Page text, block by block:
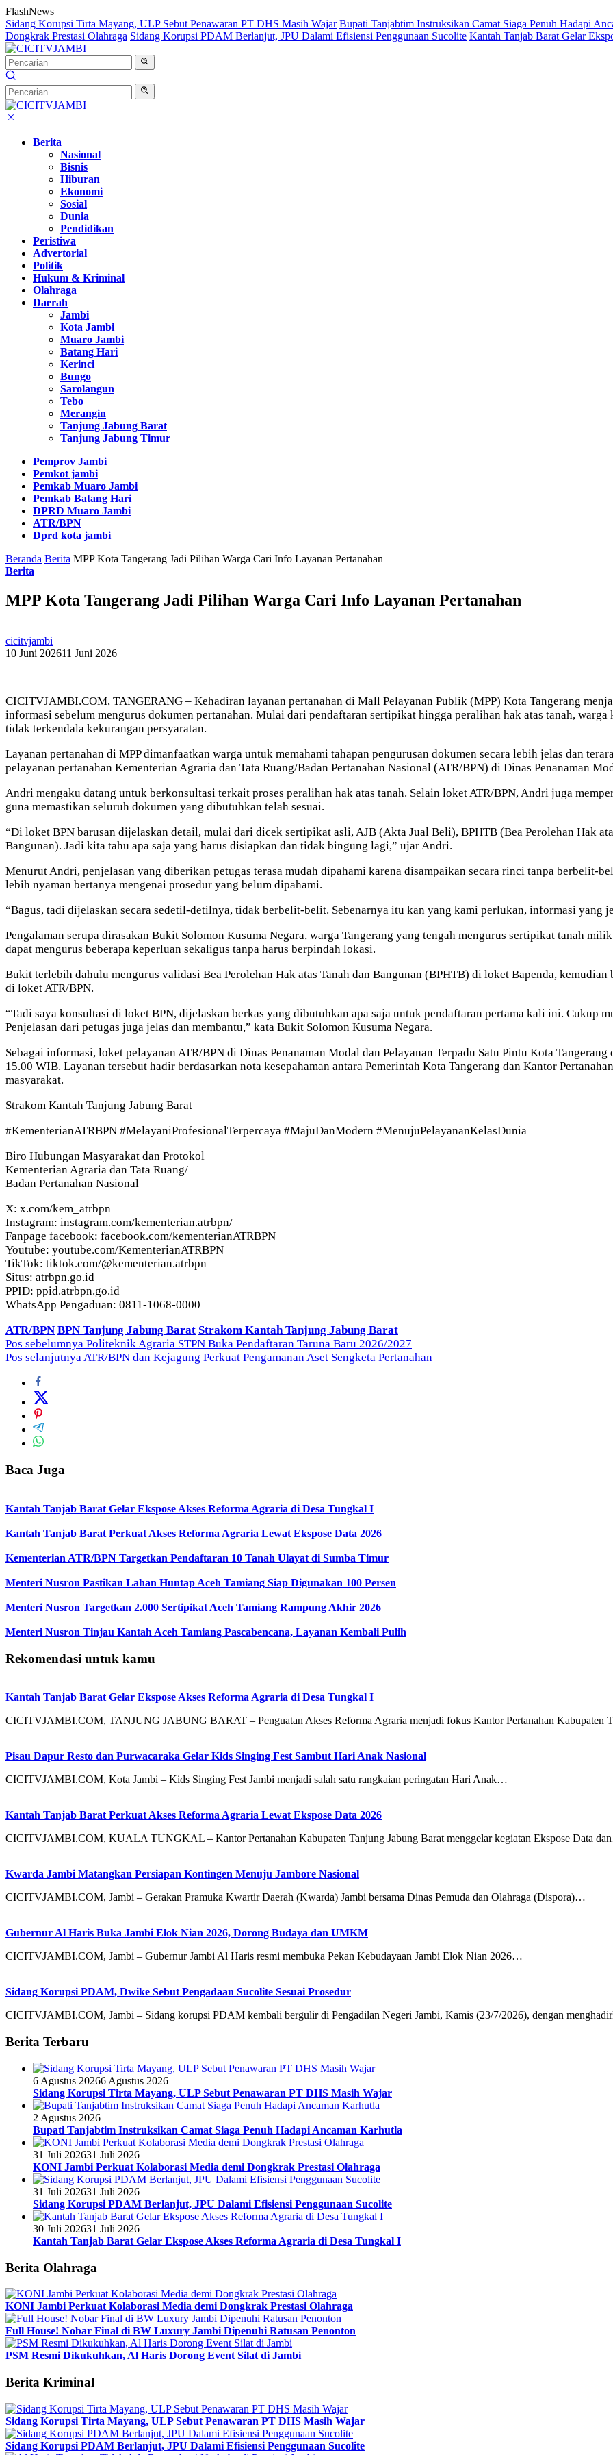
Langsung
ke
konten
FlashNews
Sidang Korupsi Tirta Mayang, ULP Sebut Penawaran PT DHS Masih Wajar Bupati Tanjabtim Instruksikan Camat Siaga Penuh Hadapi
Dongkrak Prestasi Olahraga Sidang Korupsi PDAM Berlanjut, JPU Dalami Efisiensi Penggunaan Sucolite Kantah Tanjab Barat Gelar
Berita
Nasional
Bisnis
Hiburan
Ekonomi
Sosial
Dunia
Pendidikan
Peristiwa
Advertorial
Politik
Hukum & Kriminal
Olahraga
Daerah
Jambi
Kota Jambi
Muaro Jambi
Batang Hari
Kerinci
Bungo
Sarolangun
Tebo
Merangin
Tanjung Jabung Barat
Tanjung Jabung Timur
Pemprov Jambi
Pemkot jambi
Pemkab Muaro Jambi
Pemkab Batang Hari
DPRD Muaro Jambi
ATR/BPN
Dprd kota jambi
Beranda Berita MPP Kota Tangerang Jadi Pilihan Warga Cari Info Layanan Pertanahan
Berita
MPP Kota Tangerang Jadi Pilihan Warga Cari Info Layanan Pertanahan
cicitvjambi
10 Juni 202611 Juni 2026
CICITVJAMBI.COM, TANGERANG – Kehadiran layanan pertanahan di Mall Pelayanan Publik (MPP) Kota Tangerang
informasi sebelum mengurus dokumen pertanahan. Mulai dari pendaftaran sertipikat hingga peralihan hak atas tanah,
tidak terkendala kekurangan persyaratan.
Layanan pertanahan di MPP dimanfaatkan warga untuk memahami tahapan pengurusan dokumen secara lebih jelas dan
pelayanan pertanahan Kementerian Agraria dan Tata Ruang/Badan Pertanahan Nasional (ATR/BPN) di Dinas Penanaman
Andri mengaku datang untuk berkonsultasi terkait proses peralihan hak atas tanah. Selain loket ATR/BPN, Andri juga
guna memastikan seluruh dokumen yang dibutuhkan telah sesuai.
“Di loket BPN barusan dijelaskan detail, mulai dari dicek sertipikat asli, AJB (Akta Jual Beli), BPHTB (Bea Perolehan Hak
Bangunan). Jadi kita tahu apa saja yang harus disiapkan dan tidak bingung lagi,” ujar Andri.
Menurut Andri, penjelasan yang diberikan petugas terasa mudah dipahami karena disampaikan secara rinci tanpa berbelit-
lebih nyaman bertanya mengenai prosedur yang belum dipahami.
“Bagus, tadi dijelaskan secara sedetil-detilnya, tidak berbelit-belit. Sebenarnya itu kan yang kami perlukan, informasi yang
Pengalaman serupa dirasakan Bukit Solomon Kusuma Negara, warga Tangerang yang tengah mengurus sertipikat tanah
dapat mengurus beberapa keperluan sekaligus tanpa harus berpindah lokasi.
Bukit terlebih dahulu mengurus validasi Bea Perolehan Hak atas Tanah dan Bangunan (BPHTB) di loket Bapenda,
di loket ATR/BPN.
“Tadi saya konsultasi di loket BPN, dijelaskan berkas yang dibutuhkan apa saja untuk pendaftaran pertama kali ini. Cukup
Penjelasan dari petugas juga jelas dan membantu,” kata Bukit Solomon Kusuma Negara.
Sebagai informasi, loket pelayanan ATR/BPN di Dinas Penanaman Modal dan Pelayanan Terpadu Satu Pintu Kota
15.00 WIB. Layanan tersebut hadir berdasarkan nota kesepahaman antara Pemerintah Kota Tangerang dan Kantor
masyarakat.
Strakom Kantah Tanjung Jabung Barat
#KementerianATRBPN #MelayaniProfesionalTerpercaya #MajuDanModern #MenujuPelayananKelasDunia
Biro Hubungan Masyarakat dan Protokol
Kementerian Agraria dan Tata Ruang/
Badan Pertanahan Nasional
X: x.com/kem_atrbpn
Instagram: instagram.com/kementerian.atrbpn/
Fanpage facebook: facebook.com/kementerianATRBPN
Youtube: youtube.com/KementerianATRBPN
TikTok: tiktok.com/@kementerian.atrbpn
Situs: atrbpn.go.id
PPID: ppid.atrbpn.go.id
WhatsApp Pengaduan: 0811-1068-0000
ATR/BPN BPN Tanjung Jabung Barat Strakom Kantah Tanjung Jabung Barat
Navigasi
pos
Pos sebelumnya Politeknik Agraria STPN Buka Pendaftaran Taruna Baru 2026/2027
Pos selanjutnyaATR/BPN dan Kejagung Perkuat Pengamanan Aset Sengketa Pertanahan
Baca Juga
Kantah Tanjab Barat Gelar Ekspose Akses Reforma Agraria di Desa Tungkal I
Kantah Tanjab Barat Perkuat Akses Reforma Agraria Lewat Ekspose Data 2026
Kementerian ATR/BPN Targetkan Pendaftaran 10 Tanah Ulayat di Sumba Timur
Menteri Nusron Pastikan Lahan Huntap Aceh Tamiang Siap Digunakan 100 Persen
Menteri Nusron Targetkan 2.000 Sertipikat Aceh Tamiang Rampung Akhir 2026
Menteri Nusron Tinjau Kantah Aceh Tamiang Pascabencana, Layanan Kembali Pulih
Rekomendasi untuk kamu
Kantah Tanjab Barat Gelar Ekspose Akses Reforma Agraria di Desa Tungkal I
CICITVJAMBI.COM, TANJUNG JABUNG BARAT – Penguatan Akses Reforma Agraria menjadi fokus Kantor Pertanahan Kabupaten
Pisau Dapur Resto dan Purwacaraka Gelar Kids Singing Fest Sambut Hari Anak Nasional
CICITVJAMBI.COM, Kota Jambi – Kids Singing Fest Jambi menjadi salah satu rangkaian peringatan Hari Anak…
Kantah Tanjab Barat Perkuat Akses Reforma Agraria Lewat Ekspose Data 2026
CICITVJAMBI.COM, KUALA TUNGKAL – Kantor Pertanahan Kabupaten Tanjung Jabung Barat menggelar kegiatan Ekspose Data
Kwarda Jambi Matangkan Persiapan Kontingen Menuju Jambore Nasional
CICITVJAMBI.COM, Jambi – Gerakan Pramuka Kwartir Daerah (Kwarda) Jambi bersama Dinas Pemuda dan Olahraga (Dispora)…
Gubernur Al Haris Buka Jambi Elok Nian 2026, Dorong Budaya dan UMKM
CICITVJAMBI.COM, Jambi – Gubernur Jambi Al Haris resmi membuka Pekan Kebudayaan Jambi Elok Nian 2026…
Sidang Korupsi PDAM, Dwike Sebut Pengadaan Sucolite Sesuai Prosedur
CICITVJAMBI.COM, Jambi – Sidang korupsi PDAM kembali bergulir di Pengadilan Negeri Jambi, Kamis (23/7/2026), dengan
Berita Terbaru
6 Agustus 20266 Agustus 2026
Sidang Korupsi Tirta Mayang, ULP Sebut Penawaran PT DHS Masih Wajar
2 Agustus 2026
Bupati Tanjabtim Instruksikan Camat Siaga Penuh Hadapi Ancaman Karhutla
31 Juli 202631 Juli 2026
KONI Jambi Perkuat Kolaborasi Media demi Dongkrak Prestasi Olahraga
31 Juli 202631 Juli 2026
Sidang Korupsi PDAM Berlanjut, JPU Dalami Efisiensi Penggunaan Sucolite
30 Juli 202631 Juli 2026
Kantah Tanjab Barat Gelar Ekspose Akses Reforma Agraria di Desa Tungkal I
Berita Olahraga
KONI Jambi Perkuat Kolaborasi Media demi Dongkrak Prestasi Olahraga
Full House! Nobar Final di BW Luxury Jambi Dipenuhi Ratusan Penonton
PSM Resmi Dikukuhkan, Al Haris Dorong Event Silat di Jambi
Berita Kriminal
Sidang Korupsi Tirta Mayang, ULP Sebut Penawaran PT DHS Masih Wajar
Sidang Korupsi PDAM Berlanjut, JPU Dalami Efisiensi Penggunaan Sucolite